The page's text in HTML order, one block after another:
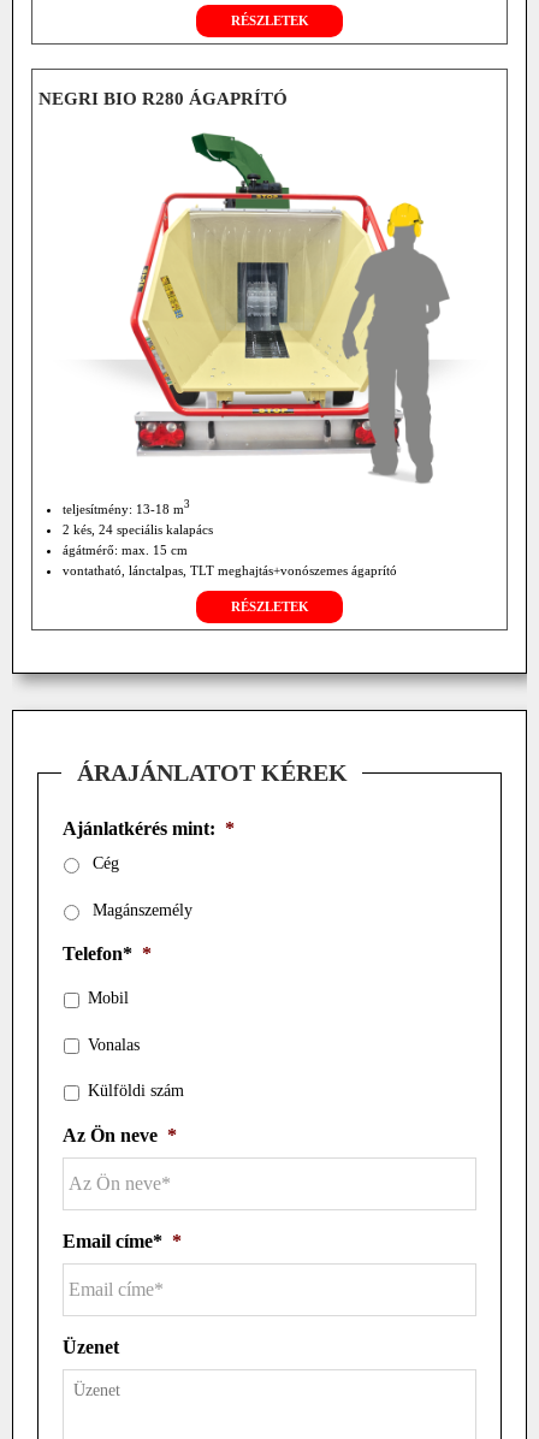
RÉSZLETEK
NEGRI BIO R280 ÁGAPRÍTÓ
teljesítmény: 13-18 m3
2 kés, 24 speciális kalapács
ágátmérő: max. 15 cm
vontatható, lánctalpas, TLT meghajtás+vonószemes ágaprító
RÉSZLETEK
ÁRAJÁNLATOT KÉREK
Ajánlatkérés mint: *
Cég
Magánszemély
Telefon* *
Mobil
Vonalas
Külföldi szám
Az Ön neve *
Email címe* *
Üzenet